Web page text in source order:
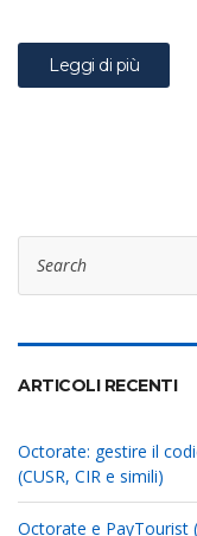
Leggi di più
Search
for:
ARTICOLI RECENTI
Octorate: gestire il
(CUSR, CIR e simili)
Octorate e PayTourist